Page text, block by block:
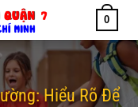
0
Hiểu Rõ Để